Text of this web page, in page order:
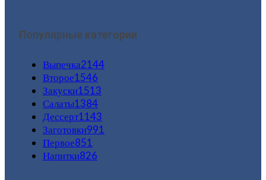
Популярные категории
Выпечка2144
Второе1546
Закуски1513
Салаты1384
Дессерт1143
Заготовки991
Первое851
Напитки826